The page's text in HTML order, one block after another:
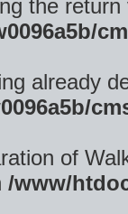
the
already
of
/www/